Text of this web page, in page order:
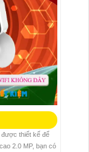
được thiết kế để
2.0 MP, bạn có